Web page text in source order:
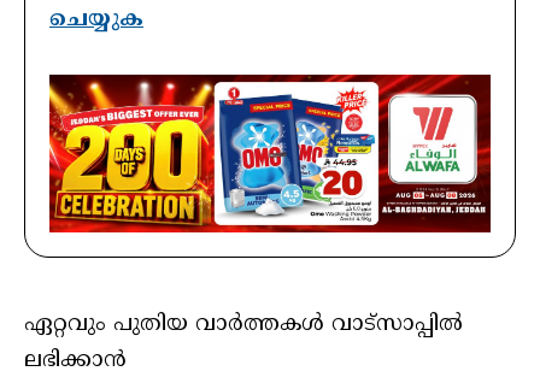
ചെയ്യുക
ഏറ്റവും പുതിയ വാർത്തകൾ വാട്സാപ്പിൽ
ലഭിക്കാൻ